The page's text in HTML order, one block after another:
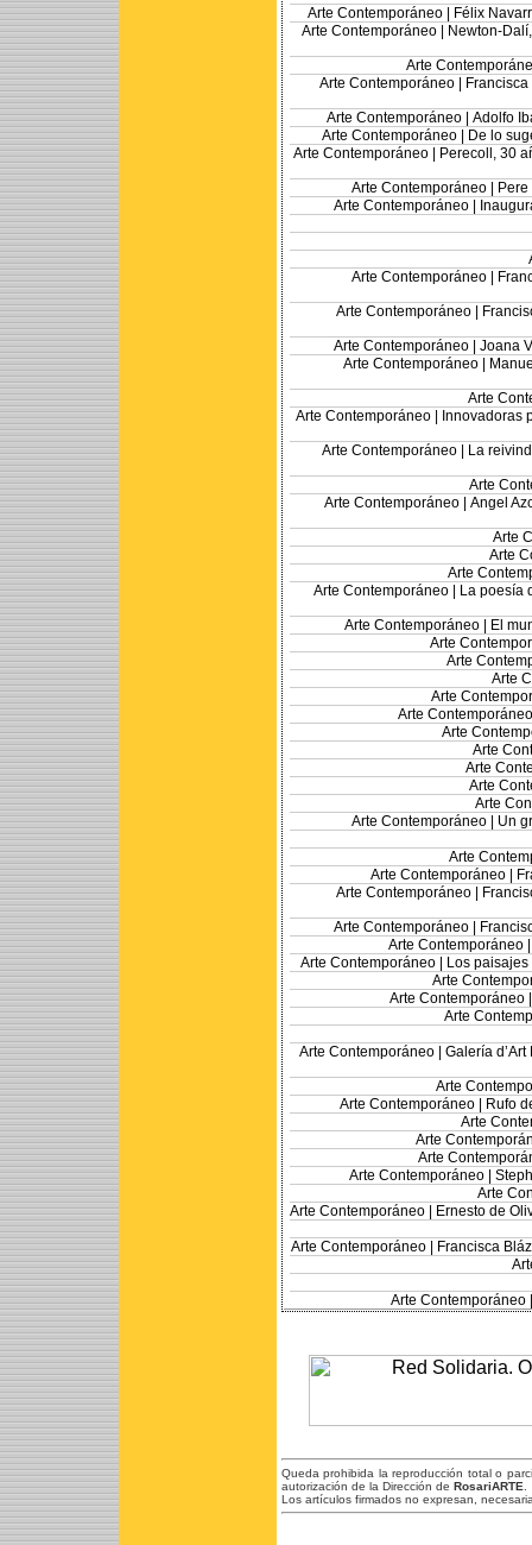
Arte Contemporáneo |
Félix
Arte Contemporáneo |
Newton-
Arte
Arte Contemporáneo |
Arte Contemporáneo | Adolfo
Arte Contemporáneo |
De lo
Arte Contemporáneo |
Perecoll, 30
Arte Contemporáneo |
Arte Contemporáneo |
Arte Contemporáneo |
Arte Contemporáneo |
Arte Contemporáneo | Joana
Arte Contemporáneo |
Arte
Arte Contemporáneo |
Innovadoras
Arte Contemporáneo | La
Arte
Arte Contemporáneo | Angel
Arte
Arte
Arte
Arte Contemporáneo |
La poesía
Arte Contemporáneo |
El
Arte
Arte
Arte
Arte
Arte
Arte
Arte
Arte
Arte
Arte
Arte Contemporáneo | Un
Arte
Arte Contemporáneo |
Arte Contemporáneo |
Arte Contemporáneo |
Arte Contemporáneo
Arte Contemporáneo |
Los
Arte
Arte Contemporáneo
Arte
Arte Contemporáneo | Galería
Arte
Arte Contemporáneo |
Rufo
Arte
Arte
Arte
Arte Contemporáneo |
Arte
Arte Contemporáneo |
Ernesto de
Arte Contemporáneo |
Francisca
Arte Contemporáneo
Queda prohibida la reproducción total o
autorización de la Dirección de RosariARTE
Los artículos firmados no expresan,